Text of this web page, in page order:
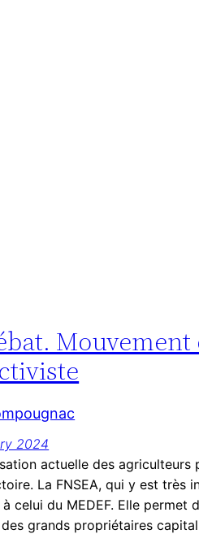
Mouvement
2024
actuelle des agriculteurs
La FNSEA, qui y est très
celui du MEDEF. Elle
grands propriétaires